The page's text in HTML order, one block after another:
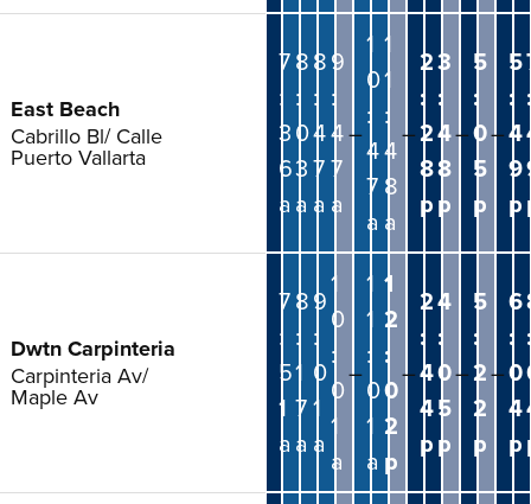
East Beach
Cabrillo Bl/ Calle
Puerto Vallarta
7
:
3
6
a
8
:
0
3
a
8
:
4
7
a
9
:
4
7
a
–
1
0
:
4
7
a
1
1
:
4
8
a
–
2
:
2
8
p
3
:
4
8
p
–
5
:
0
5
p
–
5
:
4
9
p
:
Dwtn Carpinteria
Carpinteria Av/
Maple Av
7
:
5
1
a
8
:
1
7
a
9
:
0
1
a
1
0
:
0
1
a
–
1
1
:
0
1
a
1
2
:
0
2
p
–
2
:
4
4
p
4
:
0
5
p
–
5
:
2
2
p
–
6
:
0
4
p
: